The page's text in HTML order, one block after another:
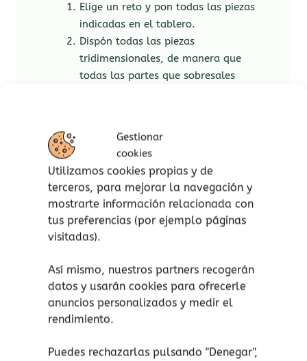
Gestionar
cookies
Utilizamos cookies propias y de
terceros, para mejorar la navegación y
mostrarte información relacionada con
tus preferencias (por ejemplo páginas
visitadas).
Así mismo, nuestros partners recogerán
datos y usarán cookies para ofrecerle
anuncios personalizados y medir el
rendimiento.
Puedes rechazarlas pulsando "Denegar",
Elige un reto y pon todas las piezas
indicadas en el tablero.
Dispón todas las piezas
tridimensionales, de manera que
todas las partes que sobresales
correcta cuando encajen todas las
Contenido:
10 Piezas del rompecabezas.
1 Tablero compacto con tapa.
Instrucciones de juego.
años, peligro de asfixia por piezas pequeñas.